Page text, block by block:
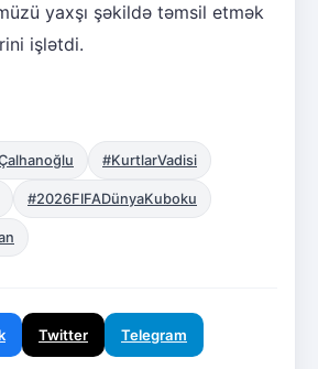
yaxşı şəkildə təmsil etmək
işlətdi.
#KurtlarVadisi
#2026FIFADünyaKuboku
Twitter Telegram